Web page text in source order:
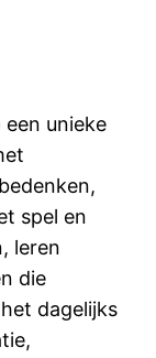
unieke
spel en
leren
die
dagelijks